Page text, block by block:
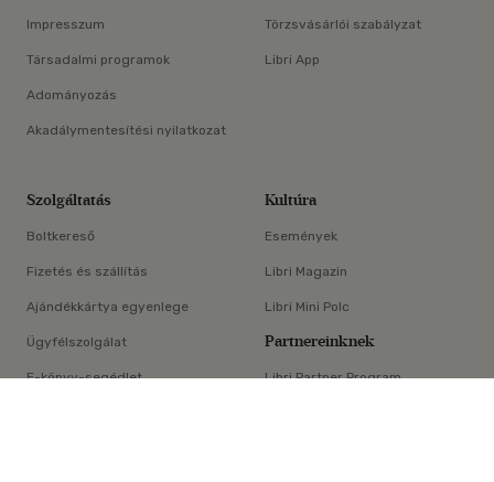
×
Impresszum
Társadalmi programok
Adományozás
Akadálymentesítési nyilatkozat
Törzsvásárlói szabályzat
Libri App
Szolgáltatás
Boltkereső
Fizetés és szállítás
Ajándékkártya egyenlege
Ügyfélszolgálat
E-könyv-segédlet
Kultúra
Események
Libri Magazin
Libri Mini Polc
Partnereinknek
Libri Partner Program